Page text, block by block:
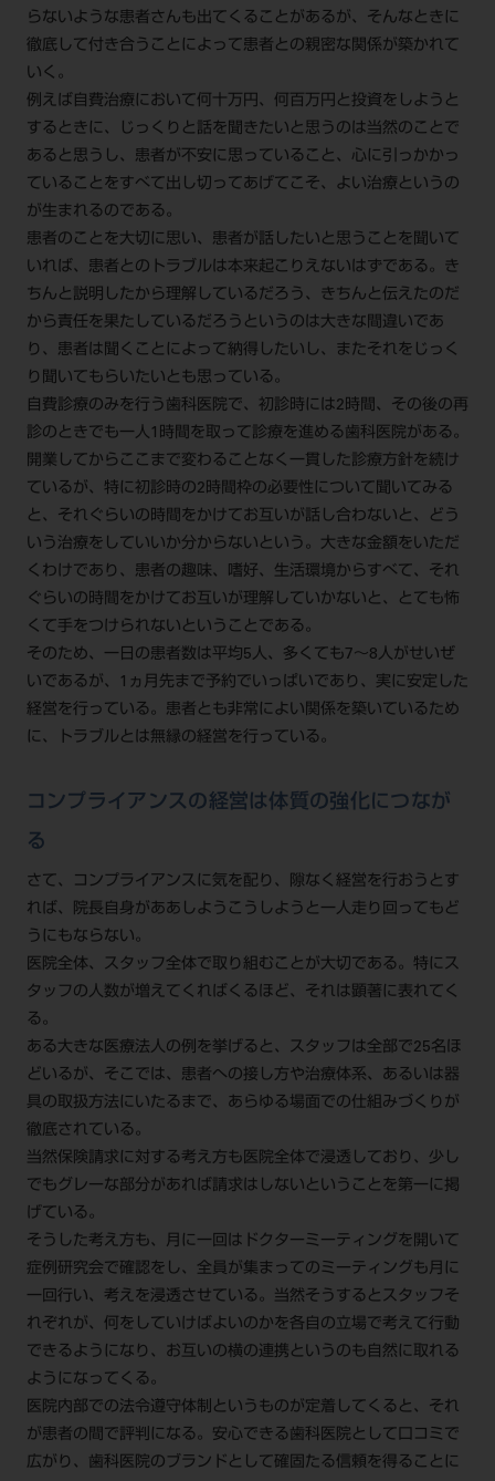
らないような患者さんも出てくることがあるが、そんなときに
徹底して付き合うことによって患者との親密な関係が築かれて
いく。
例えば自費治療において何十万円、何百万円と投資をしようと
するときに、じっくりと話を聞きたいと思うのは当然のことで
あると思うし、患者が不安に思っていること、心に引っかかっ
ていることをすべて出し切ってあげてこそ、よい治療というの
が生まれるのである。
患者のことを大切に思い、患者が話したいと思うことを聞いて
いれば、患者とのトラブルは本来起こりえないはずである。き
ちんと説明したから理解しているだろう、きちんと伝えたのだ
から責任を果たしているだろうというのは大きな間違いであ
り、患者は聞くことによって納得したいし、またそれをじっく
り聞いてもらいたいとも思っている。
自費診療のみを行う歯科医院で、初診時には2時間、その後の再
診のときでも一人1時間を取って診療を進める歯科医院がある。
開業してからここまで変わることなく一貫した診療方針を続け
ているが、特に初診時の2時間枠の必要性について聞いてみる
と、それぐらいの時間をかけてお互いが話し合わないと、どう
いう治療をしていいか分からないという。大きな金額をいただ
くわけであり、患者の趣味、嗜好、生活環境からすべて、それ
ぐらいの時間をかけてお互いが理解していかないと、とても怖
くて手をつけられないということである。
そのため、一日の患者数は平均5人、多くても7～8人がせいぜ
いであるが、1ヵ月先まで予約でいっぱいであり、実に安定した
経営を行っている。患者とも非常によい関係を築いているため
に、トラブルとは無縁の経営を行っている。
コンプライアンスの経営は体質の強化につなが
る
さて、コンプライアンスに気を配り、隙なく経営を行おうとす
れば、院長自身がああしようこうしようと一人走り回ってもど
うにもならない。
医院全体、スタッフ全体で取り組むことが大切である。特にス
タッフの人数が増えてくればくるほど、それは顕著に表れてく
る。
ある大きな医療法人の例を挙げると、スタッフは全部で25名ほ
どいるが、そこでは、患者への接し方や治療体系、あるいは器
具の取扱方法にいたるまで、あらゆる場面での仕組みづくりが
徹底されている。
当然保険請求に対する考え方も医院全体で浸透しており、少し
でもグレーな部分があれば請求はしないということを第一に掲
げている。
そうした考え方も、月に一回はドクターミーティングを開いて
症例研究会で確認をし、全員が集まってのミーティングも月に
一回行い、考えを浸透させている。当然そうするとスタッフそ
れぞれが、何をしていけばよいのかを各自の立場で考えて行動
できるようになり、お互いの横の連携というのも自然に取れる
ようになってくる。
医院内部での法令遵守体制というものが定着してくると、それ
が患者の間で評判になる。安心できる歯科医院として口コミで
広がり、歯科医院のブランドとして確固たる信頼を得ることに